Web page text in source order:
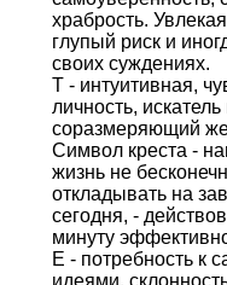
храбрость.
глупый риск и
своих суждениях.
Т - интуитивная,
личность,
соразмеряющий
Символ креста -
жизнь не
откладывать на
сегодня, -
минуту
Е - потребность к
идеями,